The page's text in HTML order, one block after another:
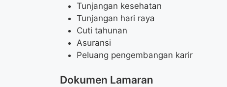
Tunjangan kesehatan
Tunjangan hari raya
Cuti tahunan
Asuransi
Peluang pengembangan karir
Dokumen Lamaran